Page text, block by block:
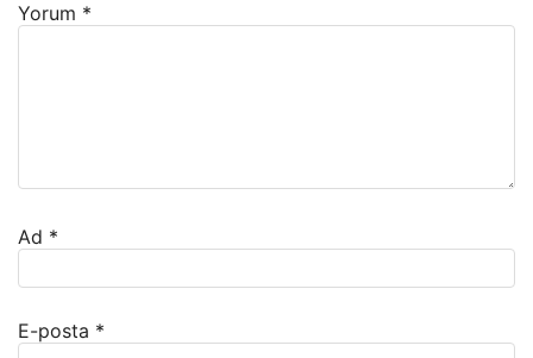
Yorum *
Ad *
E-posta *